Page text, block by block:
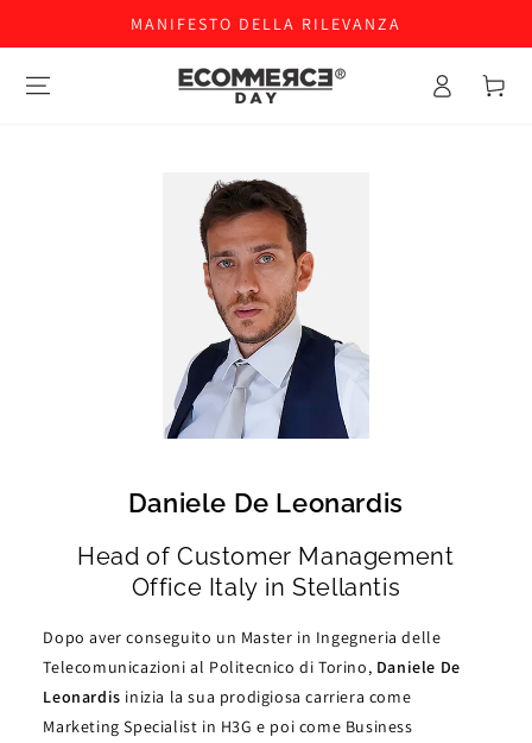
MANIFESTO DELLA RILEVANZA
Accesso Carello
Daniele De Leonardis
Head of Customer Management
Office Italy in Stellantis
Dopo aver conseguito un Master in Ingegneria delle
Telecomunicazioni al Politecnico di Torino, Daniele De
Leonardis inizia la sua prodigiosa carriera come
Marketing Specialist in H3G e poi come Business